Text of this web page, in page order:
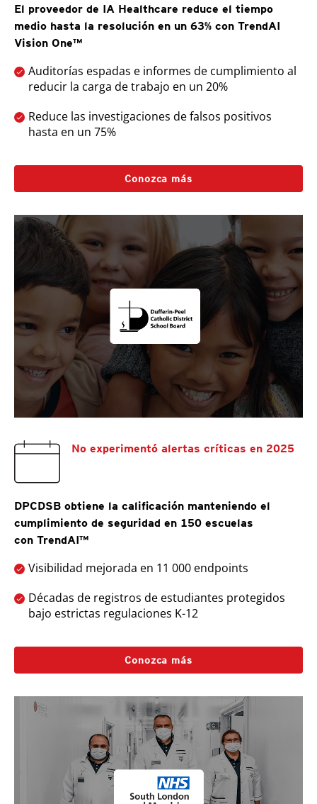
El proveedor de IA Healthcare reduce el tiempo
medio hasta la resolución en un 63% con TrendAI
Vision One™
Auditorías espadas e informes de cumplimiento al
reducir la carga de trabajo en un 20%
Reduce las investigaciones de falsos positivos
hasta en un 75%
Conozca más
No experimentó alertas críticas en 2025
DPCDSB obtiene la calificación manteniendo el
cumplimiento de seguridad en 150 escuelas
con TrendAI™
Visibilidad mejorada en 11 000 endpoints
Décadas de registros de estudiantes protegidos
bajo estrictas regulaciones K-12
Conozca más